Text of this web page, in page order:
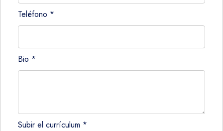
Teléfono *
Bio *
Subir el currículum *